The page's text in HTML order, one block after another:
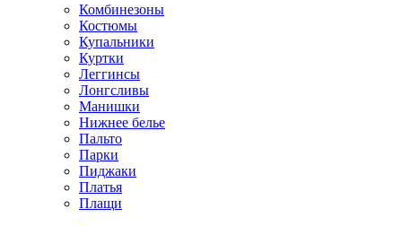
Комбинезоны
Костюмы
Купальники
Куртки
Леггинсы
Лонгсливы
Манишки
Нижнее белье
Пальто
Парки
Пиджаки
Платья
Плащи